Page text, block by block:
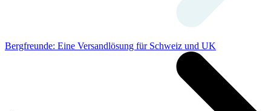
Bergfreunde: Eine Versandlösung für Schweiz und UK